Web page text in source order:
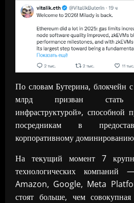
По словам Бутерина, блокчейн
млрд призван стать
инфраструктурой», способной
посредникам в
корпоративному
На текущий момент 7
технологических
Amazon, Google, Meta
стоят больше, чем